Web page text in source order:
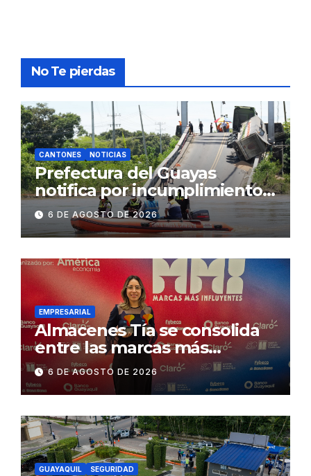
No Te pierdas
CANTONES NOTICIAS
Prefectura del Guayas
notifica por incumplimiento
contractual a la
Concesionaria CONORTE y
exige celeridad en
desmontaje del puente
Gonzalo Icaza Cornejo, en
Daule
6 DE AGOSTO DE 2026
EMPRESARIAL
Almacenes Tía se consolida
entre las marcas más
influyentes del Ecuador
6 DE AGOSTO DE 2026
GUAYAQUIL SEGURIDAD